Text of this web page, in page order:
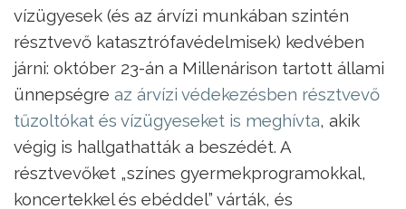
vízügyesek (és az árvízi munkában szintén
résztvevő katasztrófavédelmisek) kedvében
járni: október 23-án a Millenárison tartott állami
ünnepségre az árvízi védekezésben résztvevő
tűzoltókat és vízügyeseket is meghívta, akik
végig is hallgathatták a beszédét. A
résztvevőket „színes gyermekprogramokkal,
koncertekkel és ebéddel” várták, és